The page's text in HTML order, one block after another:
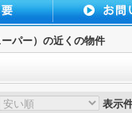
パー）の近くの物件
表示